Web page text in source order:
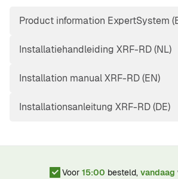
Product information ExpertSystem
Installatiehandleiding XRF-RD (NL)
Installation manual XRF-RD (EN)
Installationsanleitung XRF-RD (DE)
Voor 15:00 besteld, vandaag